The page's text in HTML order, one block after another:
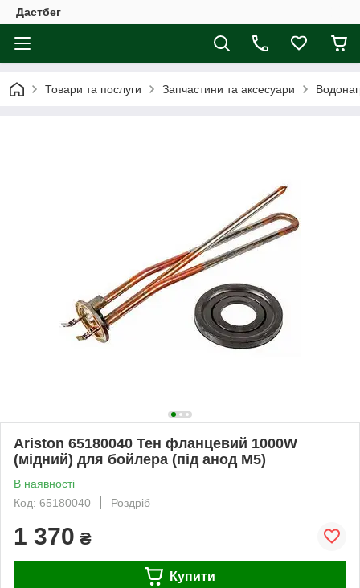
Дастбег
Товари та послуги Запчастини та аксесуари
Ariston 65180040 Тен фланцевий 1000W
(мідний) для бойлера (під анод M5)
В наявності
Код: 65180040
Роздріб
1 370 ₴
Купити